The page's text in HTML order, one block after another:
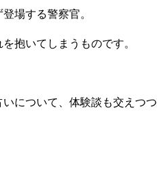
場する警察官。
抱いてしまうものです。
について、体験談も交えつ